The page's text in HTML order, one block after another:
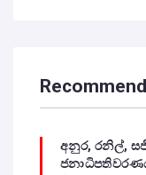
අනුර, රනිල්,